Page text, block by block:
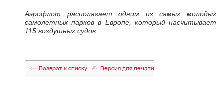
Аэрофлот располагает одним из самых молодых
самолетных парков в Европе, который насчитывает
115 воздушных судов.
Возврат к списку Версия для печати